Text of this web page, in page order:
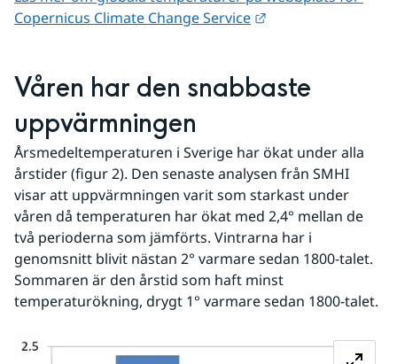
Copernicus Climate Change Service
Våren har den snabbaste
uppvärmningen
Årsmedeltemperaturen i Sverige har ökat under alla
årstider (figur 2). Den senaste analysen från SMHI
visar att uppvärmningen varit som starkast under
våren då temperaturen har ökat med 2,4° mellan de
två perioderna som jämförts. Vintrarna har i
genomsnitt blivit nästan 2° varmare sedan 1800-talet.
Sommaren är den årstid som haft minst
temperaturökning, drygt 1° varmare sedan 1800-talet.